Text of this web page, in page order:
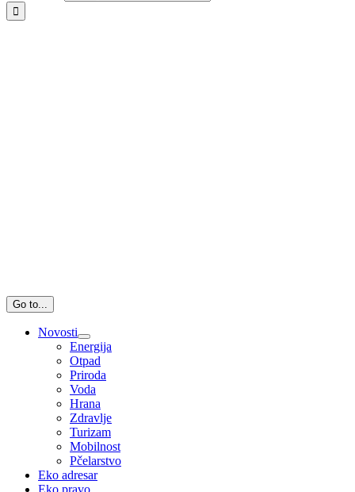
Go to...
Novosti
Energija
Otpad
Priroda
Voda
Hrana
Zdravlje
Turizam
Mobilnost
Pčelarstvo
Eko adresar
Eko pravo